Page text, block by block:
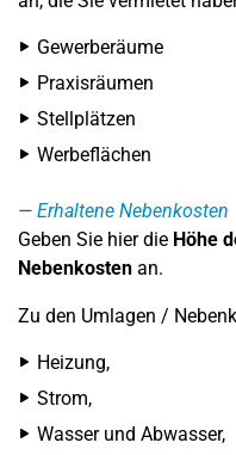
Gewerberäume
Praxisräumen
Stellplätzen
Werbeflächen
Erhaltene Nebenkosten
Geben Sie hier die Höhe
Nebenkosten an.
Zu den Umlagen /
Heizung,
Strom,
Wasser und Abwasser,